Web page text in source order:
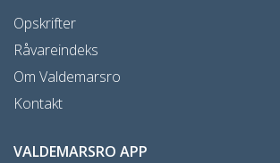
Opskrifter
Råvareindeks
Om Valdemarsro
Kontakt
VALDEMARSRO APP